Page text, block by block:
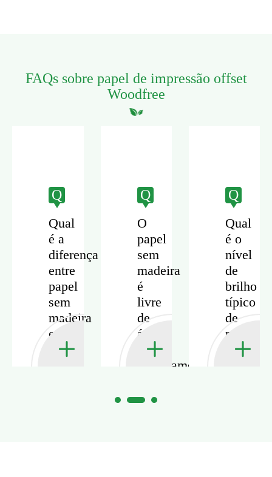
FAQs sobre papel de impressão offset
Woodfree
Q
Qual
é a
diferença
entre
papel
sem
madeira
e
papel
Q
O
papel
sem
madeira
é
livre
de
ácido
arquivamento
Q
Qual
é o
nível
de
brilho
típico
de
papel
offset